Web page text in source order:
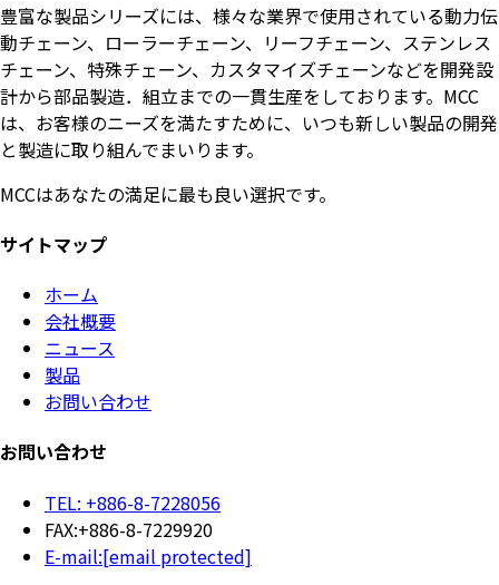
豊富な製品シリーズには、様々な業界で使用されている動力伝
動チェーン、ローラーチェーン、リーフチェーン、ステンレス
チェーン、特殊チェーン、カスタマイズチェーンなどを開発設
計から部品製造．組立までの一貫生産をしております。MCC
は、お客様のニーズを満たすために、いつも新しい製品の開発
と製造に取り組んでまいります。
MCCはあなたの満足に最も良い選択です。
サイトマップ
ホーム
会社概要
ニュース
製品
お問い合わせ
お問い合わせ
TEL: +886-8-7228056
FAX:+886-8-7229920
E-mail:[email protected]